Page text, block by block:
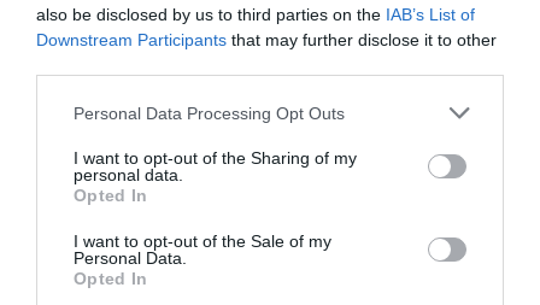
also be disclosed by us to third parties on the IAB’s List of
Downstream Participants that may further disclose it to other
Personal Data Processing Opt Outs
I want to opt-out of the Sharing of my
personal data.
Opted In
I want to opt-out of the Sale of my
Personal Data.
Opted In
Manfoua commenté l'article :
aeromexico